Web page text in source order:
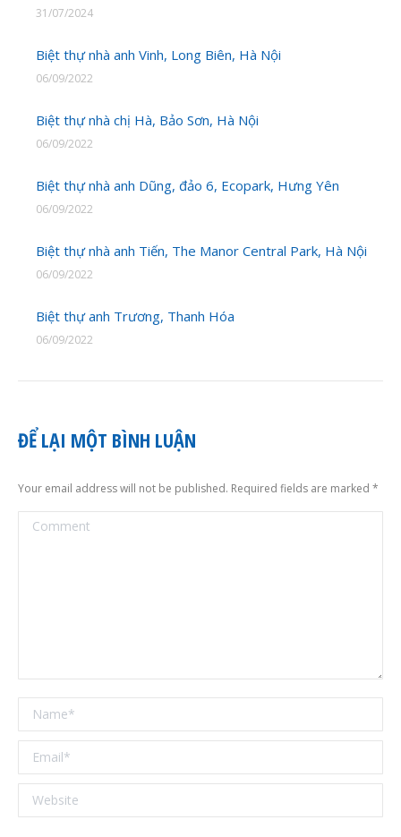
31/07/2024
Biệt thự nhà anh Vinh, Long Biên, Hà Nội
06/09/2022
Biệt thự nhà chị Hà, Bảo Sơn, Hà Nội
06/09/2022
Biệt thự nhà anh Dũng, đảo 6, Ecopark, Hưng Yên
06/09/2022
Biệt thự nhà anh Tiến, The Manor Central Park, Hà Nội
06/09/2022
Biệt thự anh Trương, Thanh Hóa
06/09/2022
ĐỂ LẠI MỘT BÌNH LUẬN
Your email address will not be published. Required fields are marked *
Comment
Name *
Email *
Website